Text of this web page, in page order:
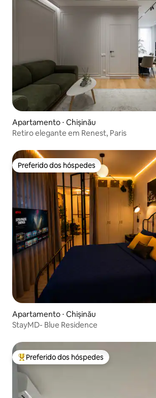
Apartamento ⋅ Chișinău
Retiro elegante em Renest, Paris
Preferido dos hóspedes
Preferido dos hóspedes
Apartamento ⋅ Chișinău
StayMD- Blue Residence
Entre os melhores preferidos dos hóspedes
Preferido dos hóspedes